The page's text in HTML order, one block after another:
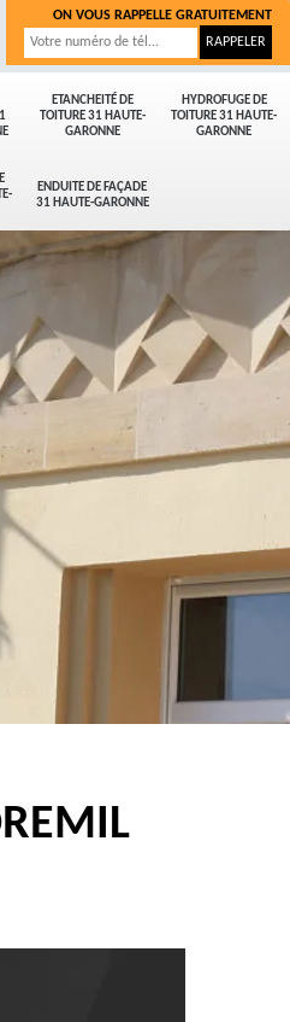
ETANCHEITÉ DE
TOITURE 31 HAUTE-
GARONNE
HYDROFUGE DE
TOITURE 31 HAUTE-
GARONNE
ENDUITE DE FAÇADE
31 HAUTE-GARONNE
ON VOUS RAPPELLE GRATUITEMENT